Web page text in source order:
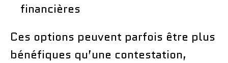
financières
Ces options peuvent parfois être plus
bénéfiques qu’une contestation,